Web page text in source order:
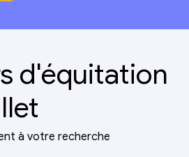
d'équitation
à votre recherche